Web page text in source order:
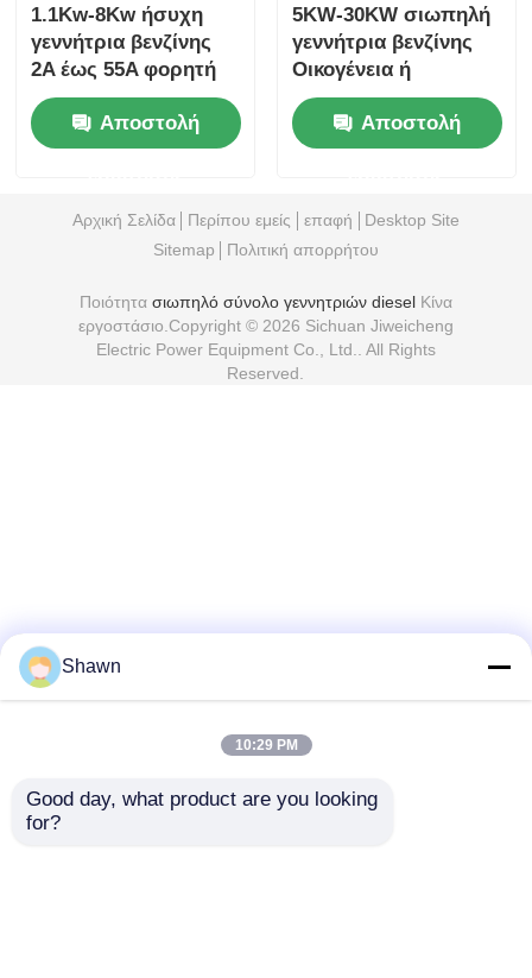
1.1Kw-8Kw ήσυχη
γεννήτρια βενζίνης
2A έως 55A φορητή
γεννήτρια βενζίνης
Αποστολή
5KW-30KW σιωπηλή
γεννήτρια βενζίνης
Οικογένεια ή
κάμπινγκ
χρησιμοποιούν
σιωπηλή γεννήτρια
Αποστολή
Αρχική Σελίδα Περίπου εμείς επαφή
Desktop Site
Sitemap
Πολιτική απορρήτου
Ποιότητα σιωπηλό σύνολο γεννητριών dieselΚίνα
εργοστάσιο.Copyright © 2026 Sichuan Jiweicheng
Electric Power Equipment Co., Ltd.. All Rights
Reserved.
Shawn
10:29 PM
Good day, what product are you looking
for?